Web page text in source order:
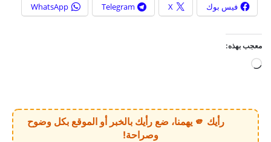
فيس بوك X
Telegram
WhatsApp
معجب بهذه:
ي
رأيك 🫵 يهمنا، ضع رأيك بالخبر أو الموقع بكل وضوح
وصراحة!